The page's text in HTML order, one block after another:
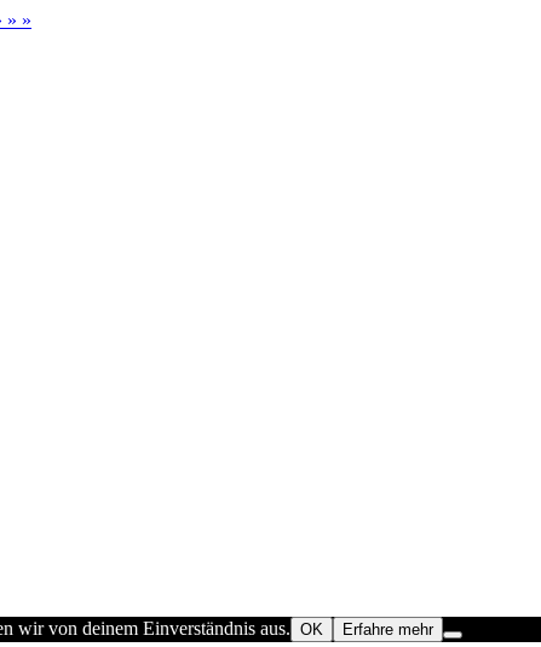
» »
wir von deinem Einverständnis aus. OK Erfahre mehr